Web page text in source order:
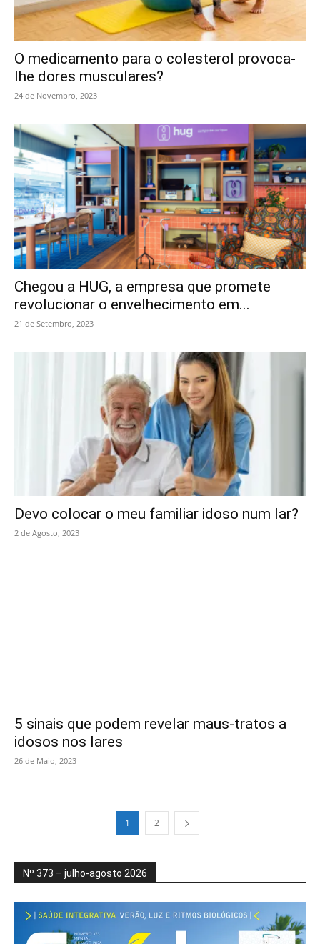
O medicamento para o colesterol provoca-
lhe dores musculares?
24 de Novembro, 2023
Chegou a HUG, a empresa que promete
revolucionar o envelhecimento em...
21 de Setembro, 2023
Devo colocar o meu familiar idoso num lar?
2 de Agosto, 2023
5 sinais que podem revelar maus-tratos a
idosos nos lares
26 de Maio, 2023
1 2
Nº 373 – julho-agosto 2026